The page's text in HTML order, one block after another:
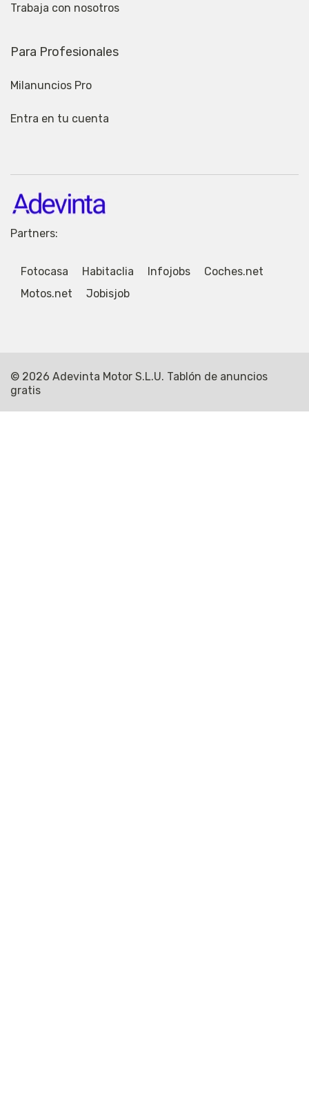
Trabaja con nosotros
Para Profesionales
Milanuncios Pro
Entra en tu cuenta
Partners:
Fotocasa Habitaclia Infojobs
Coches.net
Motos.net
Jobisjob
© 2026 Adevinta Motor S.L.U. Tablón de anuncios
gratis